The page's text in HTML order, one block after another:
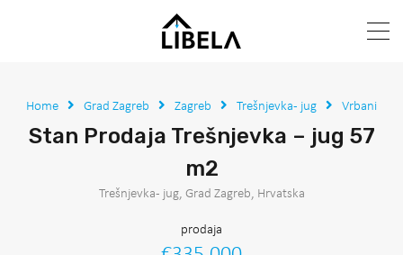
Home Grad Zagreb Zagreb Trešnjevka - jug Vrbani
Stan Prodaja Trešnjevka – jug 57
m2
Trešnjevka - jug, Grad Zagreb, Hrvatska
prodaja